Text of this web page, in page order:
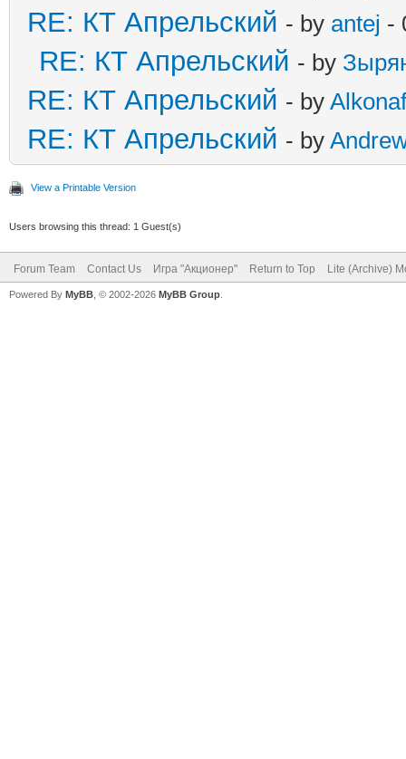
RE: КТ Апрельский - by antej -
RE: КТ Апрельский - by
RE: КТ Апрельский - by
RE: КТ Апрельский - by
View a Printable Version
Users browsing this thread: 1 Guest(s)
Forum Team Contact Us Игра "Акционер" Return to Top Lite (Archive)
Powered By MyBB , © 2002-2026 MyBB Group